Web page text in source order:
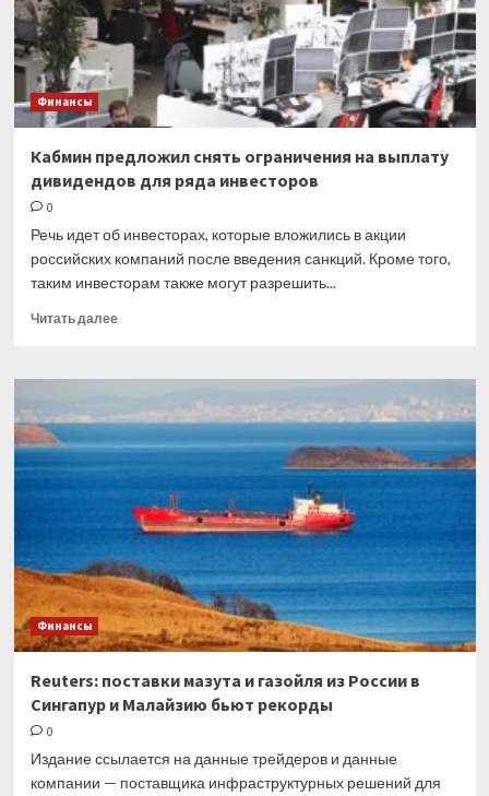
Финансы
Кабмин предложил снять ограничения на выплату
дивидендов для ряда инвесторов
0
Речь идет об инвесторах, которые вложились в акции
российских компаний после введения санкций. Кроме того,
таким инвесторам также могут разрешить...
Читать далееПрочитать
Кабмин
предложил
снять
ограничения
дивидендов
для
ряда
инвесторов
Финансы
Reuters: поставки мазута и газойля из России в
Сингапур и Малайзию бьют рекорды
0
Издание ссылается на данные трейдеров и данные
компании — поставщика инфраструктурных решений для